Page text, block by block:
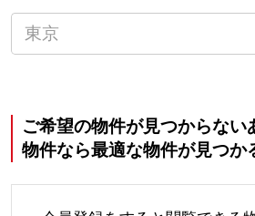
ご希望の物件が見つからない
物件なら最適な物件が見つか